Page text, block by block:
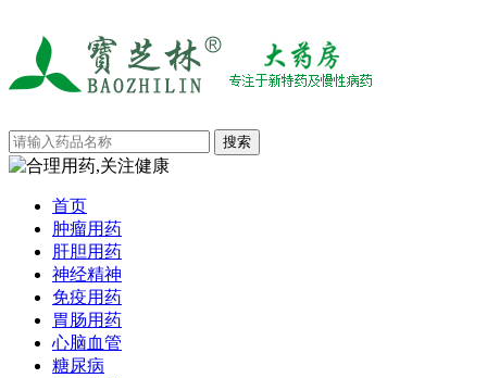
首页
肿瘤用药
肝胆用药
神经精神
免疫用药
胃肠用药
心脑血管
糖尿病